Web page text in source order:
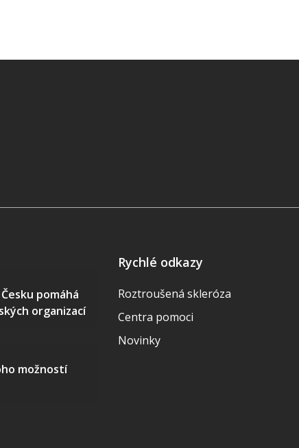
pomáhá
organizací
možností
Rychlé odkazy
Roztroušená skleróza
Centra pomoci
Novinky